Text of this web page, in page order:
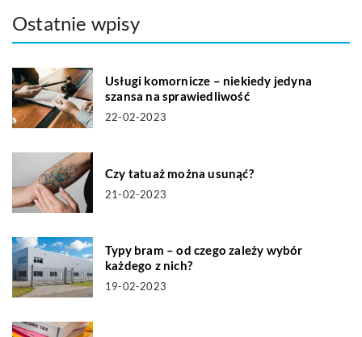
Ostatnie wpisy
Usługi komornicze – niekiedy jedyna
szansa na sprawiedliwość
22-02-2023
Czy tatuaż można usunąć?
21-02-2023
Typy bram – od czego zależy wybór
każdego z nich?
19-02-2023